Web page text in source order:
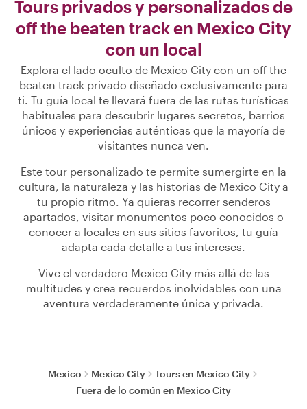
Tours privados y personalizados de
off the beaten track en Mexico City
con un local
Explora el lado oculto de Mexico City con un off the
beaten track privado diseñado exclusivamente para
ti. Tu guía local te llevará fuera de las rutas turísticas
habituales para descubrir lugares secretos, barrios
únicos y experiencias auténticas que la mayoría de
visitantes nunca ven.
Este tour personalizado te permite sumergirte en la
cultura, la naturaleza y las historias de Mexico City a
tu propio ritmo. Ya quieras recorrer senderos
apartados, visitar monumentos poco conocidos o
conocer a locales en sus sitios favoritos, tu guía
adapta cada detalle a tus intereses.
Vive el verdadero Mexico City más allá de las
multitudes y crea recuerdos inolvidables con una
aventura verdaderamente única y privada.
Mexico Mexico City
Tours en Mexico City
Fuera de lo común en Mexico City